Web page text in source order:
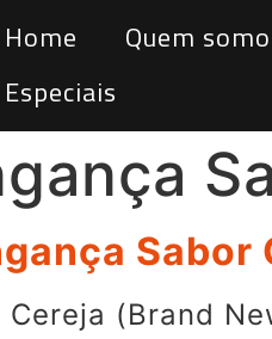
Home Quem
Especiais
Sabor
Cereja (Brand